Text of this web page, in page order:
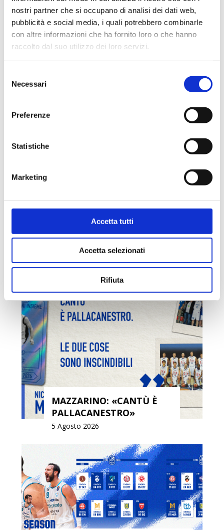
nostri partner che si occupano di analisi dei dati web,
pubblicità e social media, i quali potrebbero combinarle
con altre informazioni che ha fornito loro o che hanno
raccolto dal suo utilizzo dei loro servizi.
delNecessari
Preferenze
Statistiche
Marketing
Accetta tutti
Accetta selezionati
Rifiuta
Condividi
IL PROGRAMMA DEL
PRECAMPIONATO
MAZZARINO: «CANTÙ È
PALLACANESTRO»
5 Agosto 2026